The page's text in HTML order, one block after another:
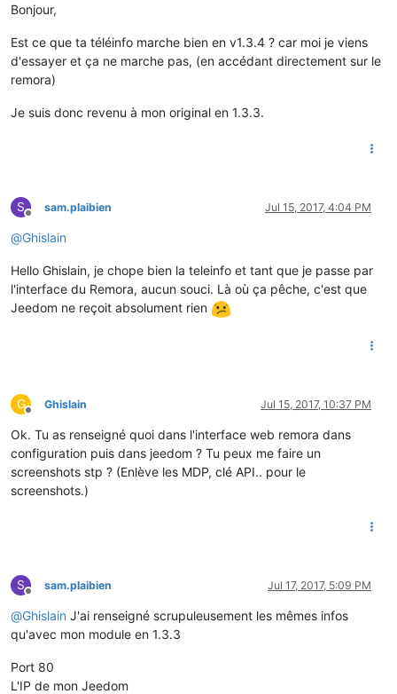
Bonjour,
Est ce que ta téléinfo marche bien en v1.3.4 ? car moi je viens
d'essayer et ça ne marche pas, (en accédant directement sur le
remora)
Je suis donc revenu à mon original en 1.3.3.
S
Offline
sam.plaibien Jul 15, 2017, 4:04 PM
@Ghislain
Hello Ghislain, je chope bien la teleinfo et tant que je passe par
l'interface du Remora, aucun souci. Là où ça pêche, c'est que
Jeedom ne reçoit absolument rien
G
Offline
Ghislain Jul 15, 2017, 10:37 PM
Ok. Tu as renseigné quoi dans l'interface web remora dans
configuration puis dans jeedom ? Tu peux me faire un
screenshots stp ? (Enlève les MDP, clé API.. pour le
screenshots.)
S
Offline
sam.plaibien Jul 17, 2017, 5:09 PM
@Ghislain J'ai renseigné scrupuleusement les mêmes infos
qu'avec mon module en 1.3.3
Port 80
L'IP de mon Jeedom